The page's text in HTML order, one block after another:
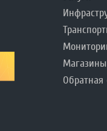
Магазины
Обратная